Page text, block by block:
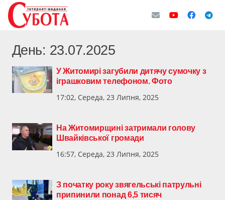
День: 23.07.2025
У Житомирі загубили дитячу сумочку з
іграшковим телефоном. Фото
17:02, Середа, 23 Липня, 2025
На Житомирщині затримали голову
Швайківської громади
16:57, Середа, 23 Липня, 2025
З початку року звягельські патрульні
припинили понад 6,5 тисяч